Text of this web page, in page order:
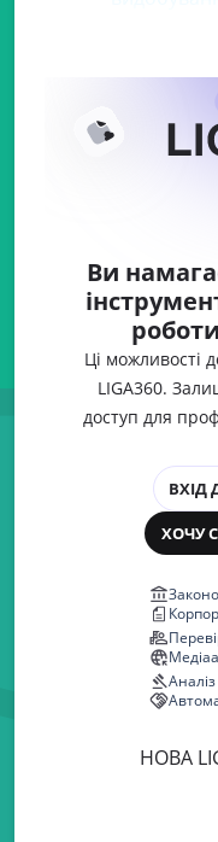
Ви
Ці можливості
LIGA360.
доступ для
ВХІД
ХОЧУ
НОВА